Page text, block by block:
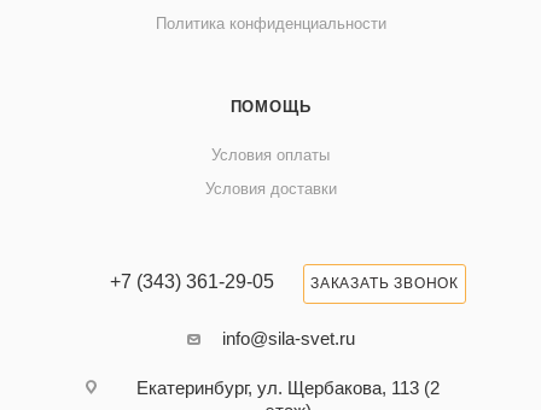
Политика конфиденциальности
ПОМОЩЬ
Условия оплаты
Условия доставки
+7 (343) 361-29-05 ЗАКАЗАТЬ ЗВОНОК
info@sila-svet.ru
Екатеринбург, ул. Щербакова, 113 (2